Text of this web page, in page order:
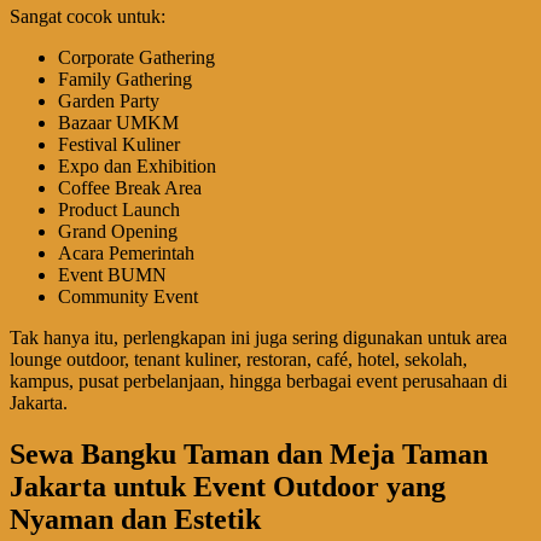
Sangat cocok untuk:
Corporate Gathering
Family Gathering
Garden Party
Bazaar UMKM
Festival Kuliner
Expo dan Exhibition
Coffee Break Area
Product Launch
Grand Opening
Acara Pemerintah
Event BUMN
Community Event
Tak hanya itu, perlengkapan ini juga sering digunakan untuk area
lounge outdoor, tenant kuliner, restoran, café, hotel, sekolah,
kampus, pusat perbelanjaan, hingga berbagai event perusahaan di
Jakarta.
Sewa Bangku Taman dan Meja Taman
Jakarta untuk Event Outdoor yang
Nyaman dan Estetik